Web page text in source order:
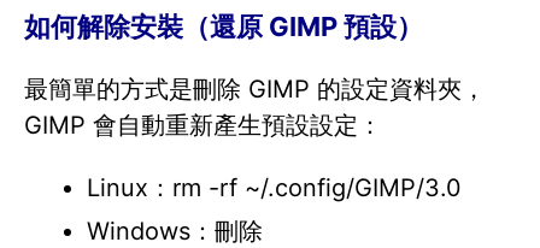
如何解除安裝（還原 GIMP 預設）
最簡單的方式是刪除 GIMP 的設定資料夾，
GIMP 會自動重新產生預設設定：
Linux：rm -rf ~/.config/GIMP/3.0
Windows：刪除